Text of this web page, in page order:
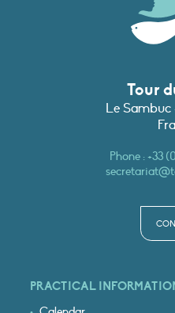
Tour
Le Sambuc
Phone :+33
PRACTICAL